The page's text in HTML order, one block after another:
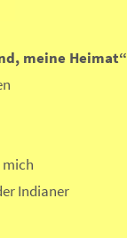
meine Heimat“
mich
Indianer